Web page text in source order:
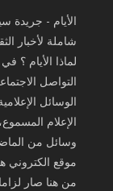
الأيام - جريدة
شاملة لأخبار
لماذا الأيام ؟
التواصل
الوسائل
الإعلام
وسائل من
موقع الكتروني
من هنا صار